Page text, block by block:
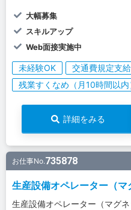
大幅募集
スキルアップ
Web面接実施中
未経験OK 交通費規定支給
残業すくなめ（月10時間以内
詳細をみる
お仕事No.735878
生産設備オペレーター（マ
生産設備オペレーター（マグネ